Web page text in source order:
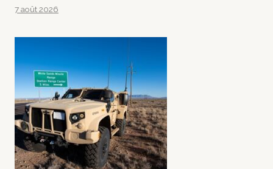
7 août 2026